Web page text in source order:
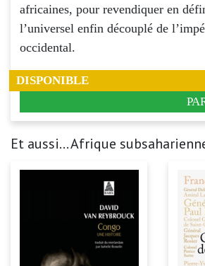
africaines, pour revendiquer en
l’universel enfin découplé de
occidental.
DISPONIBLE
Et aussi... Afrique